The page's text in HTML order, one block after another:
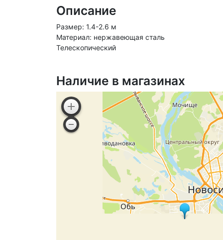
Описание
Размер: 1.4-2.6 м
Материал: нержавеющая сталь
Телескопический
Наличие в магазинах